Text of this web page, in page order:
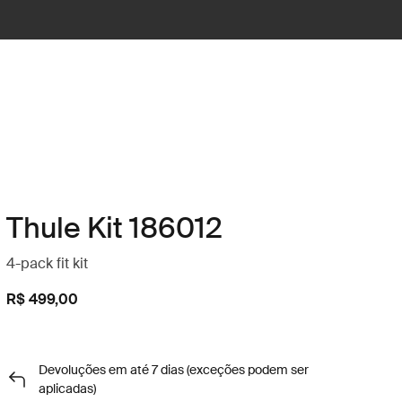
Thule Kit 186012
4-pack fit kit
R$ 499,00
Devoluções em até 7 dias (exceções podem ser
aplicadas)